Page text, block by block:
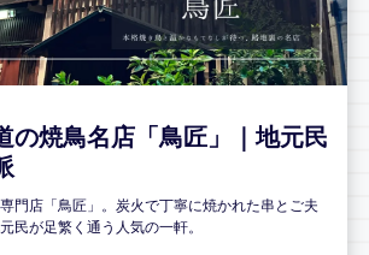
の焼鳥名店「鳥匠」｜地元民
門店「鳥匠」。炭火で丁寧に焼かれた串とご夫
民が足繁く通う人気の一軒。